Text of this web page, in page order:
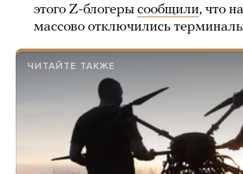
этого Z-блогеры сообщили, что
массово отключились
ЧИТАЙТЕ ТАКЖЕ